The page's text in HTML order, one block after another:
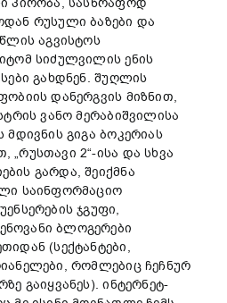
რუსული ბაზები და
აგვისტოს
სიძულვილის ენის
გახდნენ. შუღლის
დანერგვის მიზნით,
ვანო მერაბიშვილისა
მდივნის გიგა ბოკერიას
2“-ისა და სხვა
გარდა, შეიქმნა
საინფორმაციო
ჯგუფი,
ბლოგერები
(სექტანტები,
რომლებიც ჩეჩნურ
გაიყვანეს). ინტერნეტ-